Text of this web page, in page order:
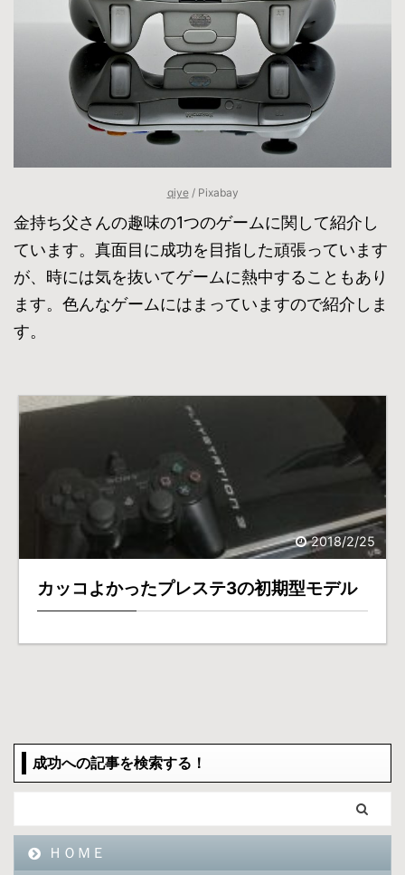
qiye/ Pixabay
金持ち父さんの趣味の1つのゲームに関して紹介し
ています。真面目に成功を目指した頑張っています
が、時には気を抜いてゲームに熱中することもあり
ます。色んなゲームにはまっていますので紹介しま
す。
2018/2/25
カッコよかったプレステ3の初期型モデル
成功への記事を検索する！
ＨＯＭＥ